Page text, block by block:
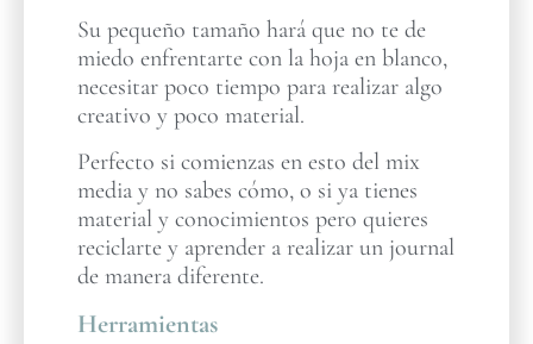
Su pequeño tamaño hará que no te de
miedo enfrentarte con la hoja en blanco,
necesitar poco tiempo para realizar algo
creativo y poco material.
Perfecto si comienzas en esto del mix
media y no sabes cómo, o si ya tienes
material y conocimientos pero quieres
reciclarte y aprender a realizar un journal
de manera diferente.
Herramientas